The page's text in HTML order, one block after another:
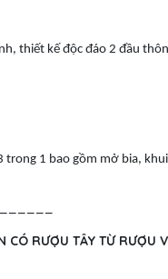
thiết kế độc đáo 2 đầu
trong 1 bao gồm mở bia,
CÓ RƯỢU TÂY TỪ RƯỢU